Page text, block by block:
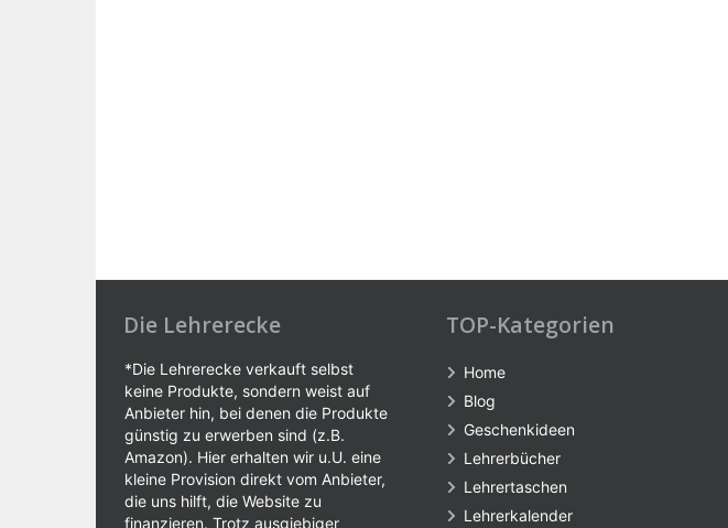
Die Lehrerecke
*Die Lehrerecke verkauft selbst
keine Produkte, sondern weist auf
Anbieter hin, bei denen die Produkte
günstig zu erwerben sind (z.B.
Amazon). Hier erhalten wir u.U. eine
kleine Provision direkt vom Anbieter,
die uns hilft, die Website zu
finanzieren. Trotz ausgiebiger
TOP-Kategorien
Home
Blog
Geschenkideen
Lehrerbücher
Lehrertaschen
Lehrerkalender